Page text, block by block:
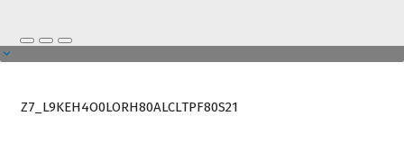
Z7_L9KEH4O0LORH80ALCLTPF80S21